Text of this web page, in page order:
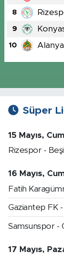
8
9
10
Süper
15 Mayıs,
Rizespor -
16 Mayıs,
Fatih
Gaziantep FK
Samsunspor -
17 Mayıs,